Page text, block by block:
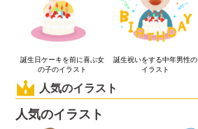
誕生日ケーキを前に喜ぶ女
の子のイラスト
誕生祝いをする中年男性の
イラスト
人気のイラスト
人気のイラスト